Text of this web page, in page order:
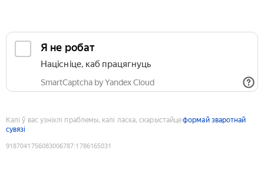
Я не робат
Націсніце, каб працягнуць
SmartCaptcha by Yandex Cloud
Калі ў вас узніклі праблемы, калі ласка, скарыстайцеформай зваротнай
сувязі
9187041756083006787:1786165031